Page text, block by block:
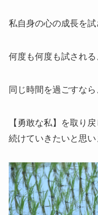
私自身の心の成長を
何度も何度も試され
同じ時間を過ごすな
【勇敢な私】を取り
続けていきたいと思い